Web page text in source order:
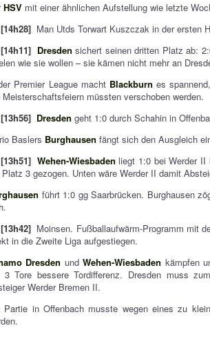
HSV mit einer ähnlichen Aufstellung wie letzte
[14h28] Man Utds Torwart Kuszczak in der ersten
[14h11] Dresden sichert seinen dritten Platz ab:
wie sie wollen – sie kämen nicht mehr an
Premier League macht Blackburn es
Meisterschaftsfeiern müssten verschoben werden.
[13h56] Dresden geht 1:0 durch Schahin in
Baslers Burghausen fängt sich den Ausgleich
[13h51] Wehen-Wiesbaden liegt 1:0 bei Werder II
3 gezogen. Unten wäre Werder II damit
führt 1:0 gg Saarbrücken. Burghausen
[13h42] Moinsen. Fußballaufwärm-Programm mit
in die Zweite Liga aufgestiegen.
Dresden undWehen-Wiesbaden kämpfen
3 Tore bessere Tordifferenz. Dresden muss
Werder Bremen II.
Partie in Offenbach musste wegen eines zu